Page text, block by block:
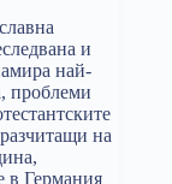
и
най-
проблеми
на
в Германия